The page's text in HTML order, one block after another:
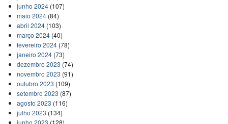
junho 2024(107)
maio 2024(84)
abril 2024(103)
março 2024(40)
fevereiro 2024(78)
janeiro 2024(73)
dezembro 2023 (74)
novembro 2023 (91)
outubro 2023 (109)
setembro 2023 (87)
agosto 2023 (116)
julho 2023 (134)
junho 2023 (128)